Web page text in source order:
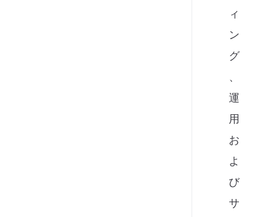
ィ
ン
グ
、
運
用
お
よ
び
サ